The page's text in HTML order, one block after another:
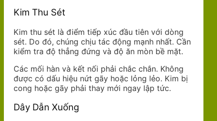
Kim Thu Sét
Kim thu sét là điểm tiếp xúc đầu tiên với dòng
sét. Do đó, chúng chịu tác động mạnh nhất. Cần
kiểm tra độ thẳng đứng và độ ăn mòn bề mặt.
Các mối hàn và kết nối phải chắc chắn. Không
được có dấu hiệu nứt gãy hoặc lỏng lẻo. Kim bị
cong hoặc gãy phải thay mới ngay lập tức.
Dây Dẫn Xuống